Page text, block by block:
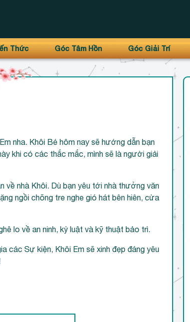
Thức Góc Tâm Hồn Góc Giải Trí
nha. Khôi Bé hôm nay sẽ hướng dẫn bạn
khi có các thắc mắc, mình sẽ là người giải
về nhà Khôi. Dù bạn yêu tới nhà thưởng văn
ngồi chõng tre nghe gió hát bên hiên, cửa
lo về an ninh, kỷ luật và kỹ thuật bảo trì.
các Sự kiện, Khôi Em sẽ xinh đẹp đáng yêu